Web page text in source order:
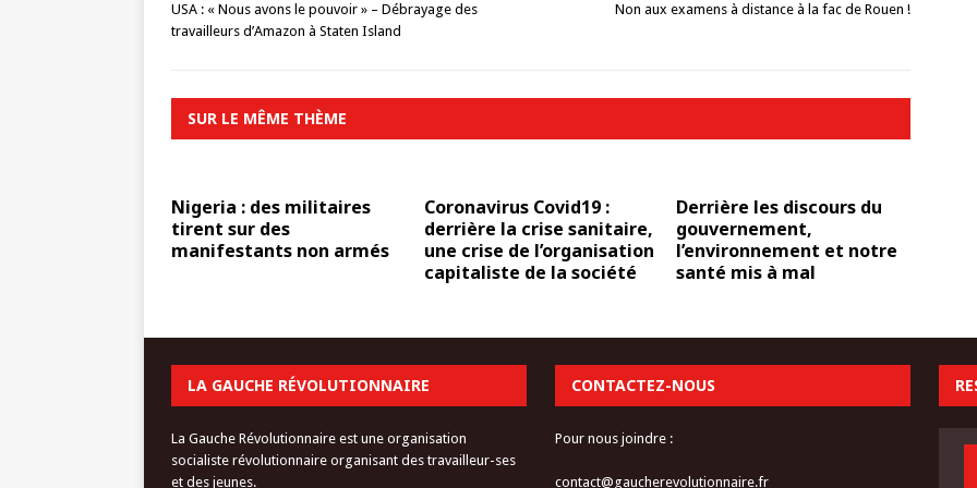
USA : « Nous avons le pouvoir » – Débrayage des
travailleurs d’Amazon à Staten Island
Non aux examens à distance à la fac de Rouen !
SUR LE MÊME THÈME
Nigeria : des militaires
tirent sur des
manifestants non armés
Coronavirus Covid19 :
derrière la crise sanitaire,
une crise de l’organisation
capitaliste de la société
Derrière les discours du
gouvernement,
l’environnement et notre
santé mis à mal
LA GAUCHE RÉVOLUTIONNAIRE
La Gauche Révolutionnaire est une organisation
socialiste révolutionnaire organisant des travailleur-ses
et des jeunes.
CONTACTEZ-NOUS
Pour nous joindre :
contact@gaucherevolutionnaire.fr